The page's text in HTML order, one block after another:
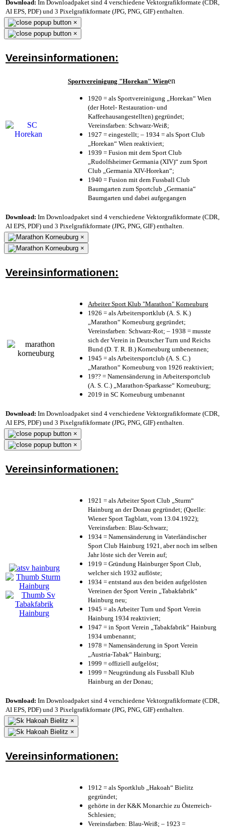
Download: Im Downloadpaket sind 4 verschiedene Vektorgrafikformate (CDR,
AI EPS, PDF) und 3 Pixelgrafikformate (JPG, PNG, GIF) enthalten.
×
×
Vereinsinformationen:
Sportvereinigung "Horekan" Wienen
1920 = als Sportvereinigung „Horekan“ Wien
(der Hotel- Restauration- und
Kaffeehausangestellten) gegründet;
Vereinsfarben: Schwarz-Weiß;
1927 = eingestellt; – 1934 = als Sport Club
„Horekan“ Wien reaktiviert;
1939 = Fusion mit dem Sport Club
„Rudolfsheimer Germania (XIV)“ zum Sport
Club „Germania XIV-Horekan“;
1940 = Fusion mit dem Fussball Club
Baumgarten zum Sportclub „Germania“
Baumgarten und dabei aufgegangen
Download: Im Downloadpaket sind 4 verschiedene Vektorgrafikformate (CDR,
AI EPS, PDF) und 3 Pixelgrafikformate (JPG, PNG, GIF) enthalten.
×
×
Vereinsinformationen:
Arbeiter Sport Klub "Marathon" Korneuburg
1926 = als Arbeitersportklub (A. S. K.)
„Marathon“ Korneuburg gegründet;
Vereinsfarben: Schwarz-Rot; – 1938 = musste
sich der Verein in Deutscher Turn und Reichs
Bund (D. T. R. B.) Korneuburg umbenennen;
1945 = als Arbeitersportclub (A. S. C.)
„Marathon“ Korneuburg von 1926 reaktiviert;
19?? = Namensänderung in Arbeitersportclub
(A. S. C.) „Marathon-Sparkasse“ Korneuburg;
2019 in SC Korneuburg umbenannt
Download: Im Downloadpaket sind 4 verschiedene Vektorgrafikformate (CDR,
AI EPS, PDF) und 3 Pixelgrafikformate (JPG, PNG, GIF) enthalten.
×
×
Vereinsinformationen:
1921 = als Arbeiter Sport Club „Sturm“
Hainburg an der Donau gegründet; (Quelle:
Wiener Sport Tagblatt, vom 13.04.1922);
Vereinsfarben: Blau-Schwarz;
1934 = Namensänderung in Vaterländischer
Sport Club Hainburg 1921, aber noch im selben
Jahr löste sich der Verein auf;
1919 = Gründung Hainburger Sport Club,
welcher sich 1932 auflöste;
1934 = entstand aus den beiden aufgelösten
Vereinen der Sport Verein „Tabakfabrik“
Hainburg neu;
1945 = als Arbeiter Turn und Sport Verein
Hainburg 1934 reaktiviert;
1947 = in Sport Verein „Tabakfabrik“ Hainburg
1934 umbenannt;
1978 = Namensänderung in Sport Verein
„Austria-Tabak“ Hainburg;
1999 = offiziell aufgelöst;
1999 = Neugründung als Fussball Klub
Hainburg an der Donau;
Download: Im Downloadpaket sind 4 verschiedene Vektorgrafikformate (CDR,
AI EPS, PDF) und 3 Pixelgrafikformate (JPG, PNG, GIF) enthalten.
×
×
Vereinsinformationen:
1912 = als Sportklub „Hakoah“ Bielitz
gegründet;
gehörte in der K&K Monarchie zu Österreich-
Schlesien;
Vereinsfarben: Blau-Weiß; – 1923 =